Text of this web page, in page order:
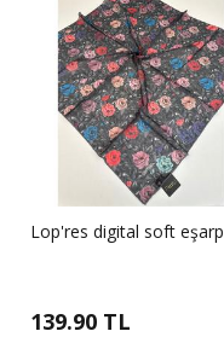
Lop'res digital soft eşarp
139.90 TL